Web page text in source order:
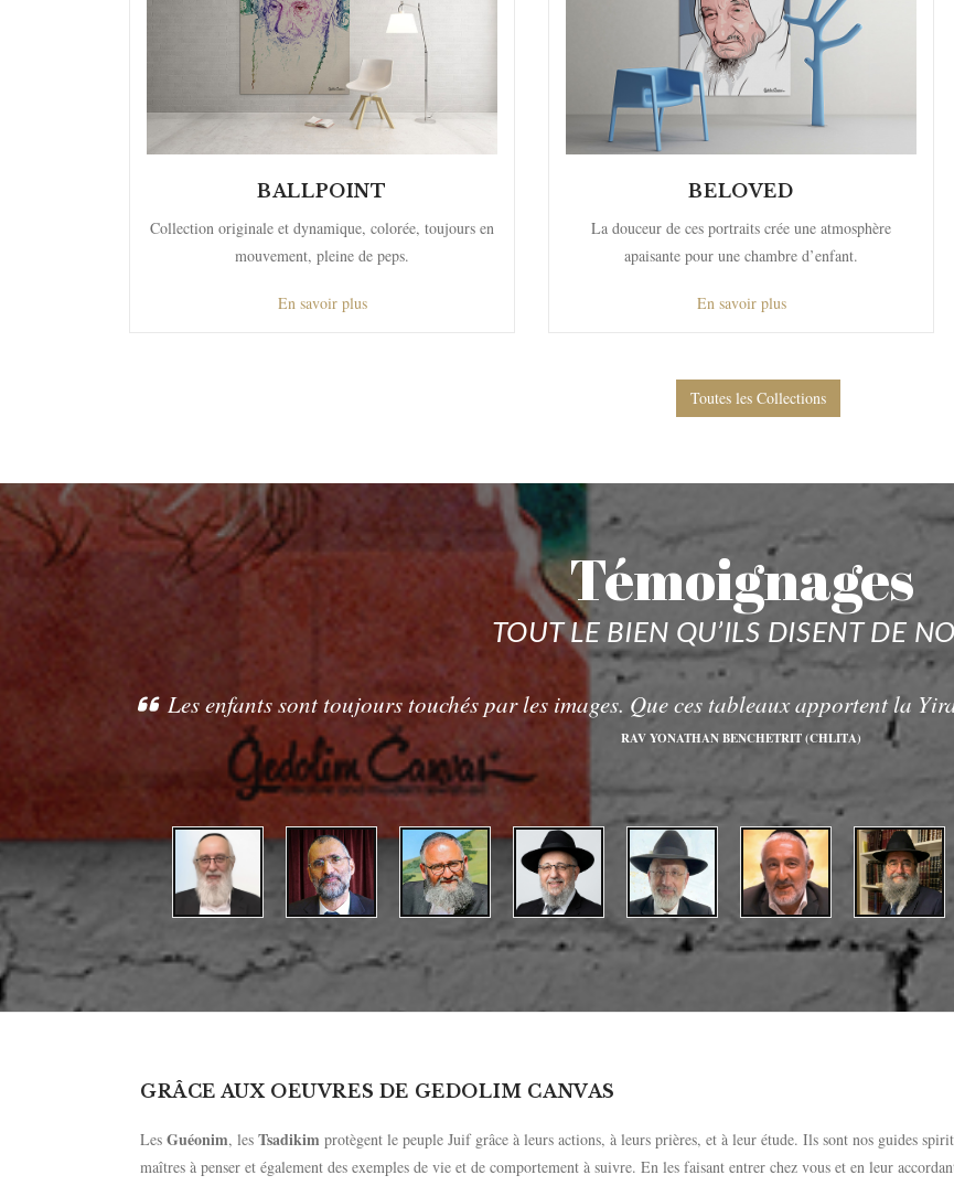
BALLPOINT
Collection originale et dynamique, colorée, toujours en
mouvement, pleine de peps.
En savoir plus
BELOVED
La douceur de ces portraits crée une atmosphère
apaisante pour une chambre d’enfant.
En savoir plus
Toutes les Collections
Témoignages
TOUT LE BIEN QU’ILS DISENT DE
Les enfants sont toujours touchés par les images. Que ces tableaux apportent la
RAV YONATHAN BENCHETRIT (CHLITA)
GRÂCE AUX OEUVRES DE GEDOLIM CANVAS
Les Guéonim, les Tsadikim protègent le peuple Juif grâce à leurs actions, à leurs prières, et à leur étude. Ils sont nos guides
maîtres à penser et également des exemples de vie et de comportement à suivre. En les faisant entrer chez vous et en leur